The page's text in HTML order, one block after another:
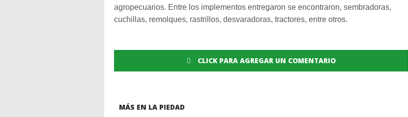
agropecuarios. Entre los implementos entregaron se encontraron, sembradoras,
cuchillas, remolques, rastrillos, desvaradoras, tractores, entre otros.
CLICK PARA AGREGAR UN COMENTARIO
MÁS EN LA PIEDAD